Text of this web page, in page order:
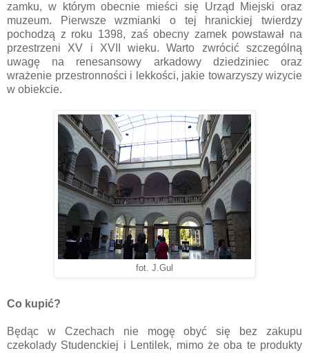
zamku, w którym obecnie mieści się Urząd Miejski oraz
muzeum. Pierwsze wzmianki o tej hranickiej twierdzy
pochodzą z roku 1398, zaś obecny zamek powstawał na
przestrzeni XV i XVII wieku. Warto zwrócić szczególną
uwagę na renesansowy arkadowy dziedziniec oraz
wrażenie przestronności i lekkości, jakie towarzyszy wizycie
w obiekcie.
fot. J.Gul
Co kupić?
Będąc w Czechach nie mogę obyć się bez zakupu
czekolady Studenckiej i Lentilek, mimo że oba te produkty